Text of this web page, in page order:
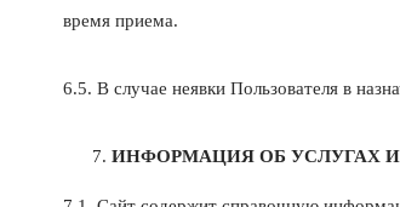
время приема.
6.5. В случае неявки Пользователя в
ИНФОРМАЦИЯ ОБ УСЛУГАХ